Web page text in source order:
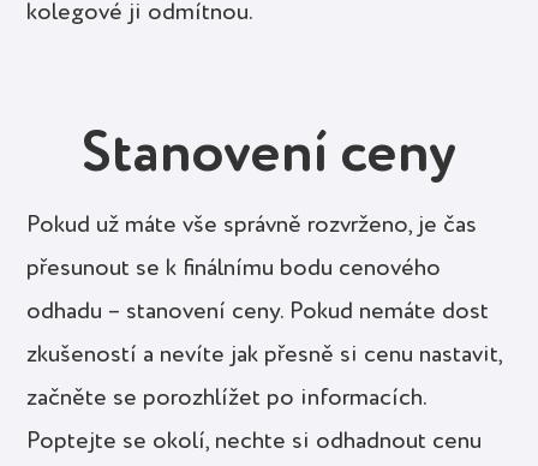
kolegové ji odmítnou.
Stanovení ceny
Pokud už máte vše správně rozvrženo, je čas
přesunout se k finálnímu bodu cenového
odhadu – stanovení ceny. Pokud nemáte dost
zkušeností a nevíte jak přesně si cenu nastavit,
začněte se porozhlížet po informacích.
Poptejte se okolí, nechte si odhadnout cenu